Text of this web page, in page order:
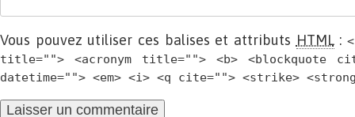
Vous pouvez utiliser ces balises et attributs HTML:
title=""> <acronym title=""> <b> <blockquote
datetime=""> <em> <i> <q cite=""> <strike>